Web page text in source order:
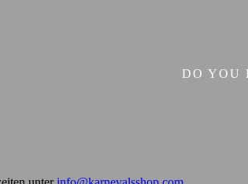
DO YOU